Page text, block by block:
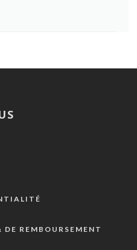
REMBOURSEMENT